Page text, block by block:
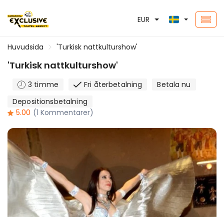
EUR
Huvudsida 'Turkisk nattkulturshow'
'Turkisk nattkulturshow'
3 timme Fri återbetalning
Betala nu
Depositionsbetalning
5.00 (1 Kommentarer)